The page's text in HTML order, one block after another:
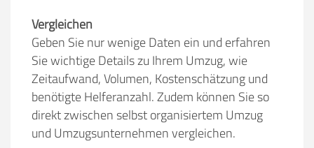
Vergleichen
Geben Sie nur wenige Daten ein und erfahren
Sie wichtige Details zu Ihrem Umzug, wie
Zeitaufwand, Volumen, Kostenschätzung und
benötigte Helferanzahl. Zudem können Sie so
direkt zwischen selbst organisiertem Umzug
und Umzugsunternehmen vergleichen.